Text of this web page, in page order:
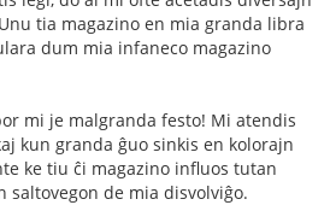
tia magazino en mia granda libra
dum mia infaneco magazino
mi je malgranda festo! Mi atendis
kun granda ĝuo sinkis en kolorajn
ke tiu ĉi magazino influos tutan
saltovegon de mia disvolviĝo.